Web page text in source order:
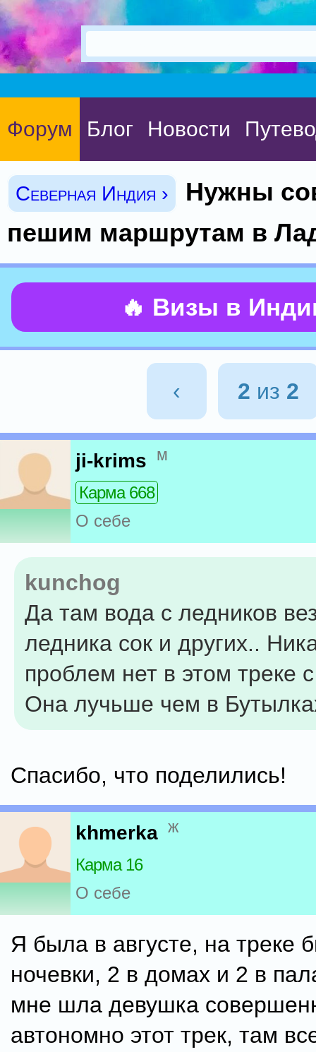
Форум Блог Новости
Северная Индия ›
Нужны
пешим маршрутам в
🔥 Визы в
‹ 2 из 2
ji-krims м
Карма 668
О себе
kunchog
Да там вода с ледников
ледника сок и других..
проблем нет в этом треке
Она лучьше чем в
Спасибо, что поделились!
khmerka ж
Карма 16
О себе
Я была в августе, на треке
ночевки, 2 в домах и 2 в
мне шла девушка
автономно этот трек, там